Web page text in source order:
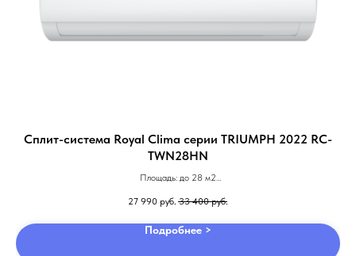
Сплит-система Royal Clima серии TRIUMPH 2022 RC-
TWN28HN
Площадь: до 28 м2
Гарантия: 3 года
27 990 руб. 33 400 руб.
Подробнее >